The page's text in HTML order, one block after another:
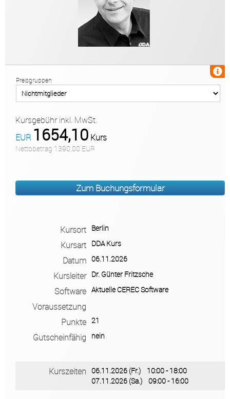
10787 Berlin • Deutschland
office@dda.berlin
+49 (0)30 - 76 76 43 88
+49 (0)30 - 76 76 43 86
Öffnungszeiten
Mo-Do 09:00-14:00
Datenschutz • Cookie Einstellungen • Kontakt
Preisgruppen
Kursgebühr inkl. MwSt.
EUR 1654,10 Kurs
Nettobetrag 1390,00 EUR
Kursort Berlin
Kursart DDA Kurs
Datum 06.11.2026
Kursleiter Dr. Günter Fritzsche
Software Aktuelle CEREC Software
Voraussetzung
Punkte 21
Gutscheinfähig nein
Kurszeiten
06.11.2026 (Fr.) 10:00 - 18:00
07.11.2026 (Sa.) 09:00 - 16:00